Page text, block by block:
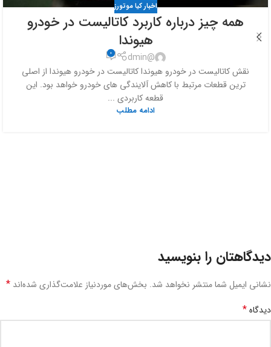
اخبار کیا موتورز
همه چیز درباره کاربرد کاتالیست در خودرو
هیوندا
@dmin
0
نقش کاتالیست در خودرو هیوندا کاتالیست در خودرو هیوندا از اصلی
ترین قطعات مرتبط با کاهش آلایندگی های خودرو خواهد بود. این
قطعه کاربردی ...
ادامه مطلب
دیدگاهتان را بنویسید
نشانی ایمیل شما منتشر نخواهد شد. بخش‌های موردنیاز علامت‌گذاری شده‌اند *
دیدگاه*